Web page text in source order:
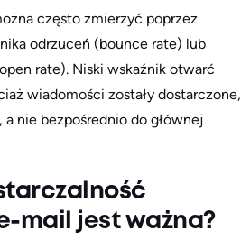
często zmierzyć poprzez
odrzuceń (bounce rate) lub
rate). Niski wskaźnik otwarć
wiadomości zostały dostarczone,
nie bezpośrednio do głównej
mail jest ważna?